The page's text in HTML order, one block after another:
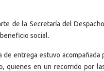
de la Secretaría del
social.
entrega estuvo acompañada
quienes en un recorrido por